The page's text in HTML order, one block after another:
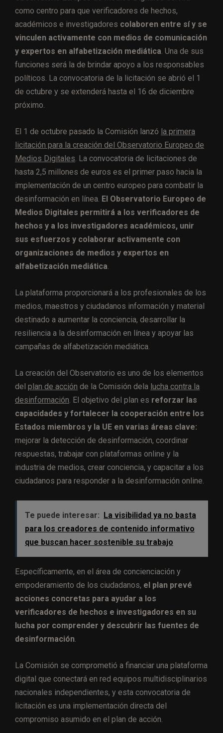
como centro para que verificadores de hechos,
académicos e investigadores colaboren entre sí y se
vinculen activamente con medios de comunicación
y expertos en alfabetización mediática. Una de sus
funciones será la de brindar apoyo a los responsables
políticos. La convocatoria de la licitación se abrió el 1
de octubre y se extenderá hasta el 16 de diciembre
próximo.
El 1 de octubre pasado la Comisión lanzó la primera
licitación para la creación del Observatorio Europeo de
Medios Digitales. La convocatoria de licitaciones de
hasta 2,5 millones de euros es el primer paso hacia la
implementación de un centro europeo para combatir la
desinformación en línea. El Observatorio Europeo de
Medios Digitales permitirá a los verificadores de
hechos y a los investigadores académicos, unir
sus esfuerzos y colaborar activamente con
organizaciones de medios y expertos en
alfabetización mediática.
La plataforma proporcionará a los profesionales de los
medios, maestros y ciudadanos información y material
destinado a aumentar la conciencia, desarrollar la
resiliencia a la desinformación en línea y apoyar las
campañas de alfabetización mediática.
La creación del Observatorio es uno de los elementos
del plan de acción de la Comisión dela lucha contra la
desinformación. El objetivo del plan es reforzar las
capacidades y fortalecer la cooperación entre los
Estados miembros y la UE en varias áreas clave:
mejorar la detección de desinformación, coordinar
respuestas, trabajar con plataformas online y la
industria de medios, crear conciencia, y capacitar a los
ciudadanos para responder a la desinformación online.
Te puede interesar:
La visibilidad ya no basta
para los creadores de contenido informativo
que buscan hacer sostenible su trabajo
Específicamente, en el área de concienciación y
empoderamiento de los ciudadanos, el plan prevé
acciones concretas para ayudar a los
verificadores de hechos e investigadores en su
lucha por comprender y descubrir las fuentes de
desinformación.
La Comisión se comprometió a financiar una plataforma
digital que conectará en red equipos multidisciplinarios
nacionales independientes, y esta convocatoria de
licitación es una implementación directa del
compromiso asumido en el plan de acción.